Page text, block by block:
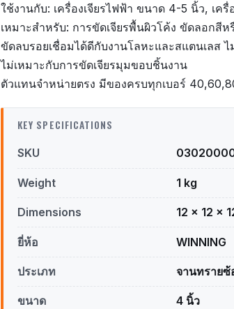
ใช้งานกับ: เครื่องเจียรไฟฟ้า ขนาด 4-5 นิ้ว, เค
เหมาะสำหรับ: การขัดเจียรพื้นผิวโค้ง ขัดลอกสี
ขัดลบรอยเชื่อมได้ดีกับงานโลหะและสแตนเลส
ไม่เหมาะกับการขัดเจียรมุมขอบชิ้นงาน
ตัวแทนจำหน่ายตรง มีของครบทุกเบอร์
KEY SPECIFICATIONS
SKU
Weight 1 kg
Dimensions 12 × 12 ×
ยี่ห้อ WINNING
ประเภท จานทราย
ขนาด 4 นิ้ว